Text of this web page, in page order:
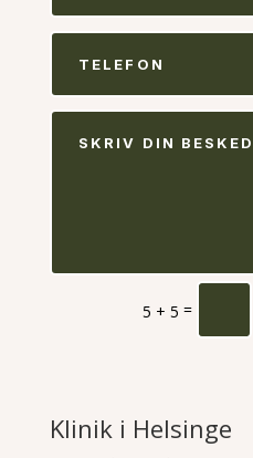
5 + 5 =
Klinik i Helsinge